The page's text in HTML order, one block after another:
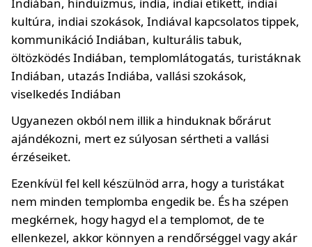
Ugyanezen okból nem illik a hinduknak bőrárut
ajándékozni, mert ez súlyosan sértheti a vallási
érzéseiket.
Ezenkívül fel kell készülnöd arra, hogy a turistákat
nem minden templomba engedik be. És ha szépen
megkérnek, hogy hagyd el a templomot, de te
ellenkezel, akkor könnyen a rendőrséggel vagy akár